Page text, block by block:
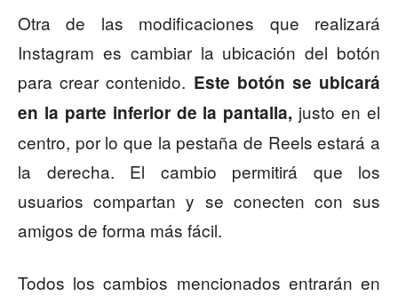
Otra de las modificaciones que realizará
Instagram es cambiar la ubicación del botón
para crear contenido. Este botón se ubicará
en la parte inferior de la pantalla, justo en el
centro, por lo que la pestaña de Reels estará a
la derecha. El cambio permitirá que los
usuarios compartan y se conecten con sus
amigos de forma más fácil.
Todos los cambios mencionados entrarán en